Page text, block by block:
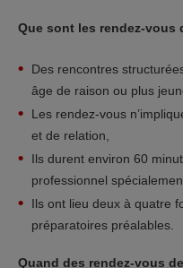
Que sont les rendez-vous
Des rencontres
âge de raison ou plus
Les rendez-vous
et de relation,
Ils durent environ 60
professionnel
Ils ont lieu deux à quatre
préparatoires préalables.
Quand des rendez-vous